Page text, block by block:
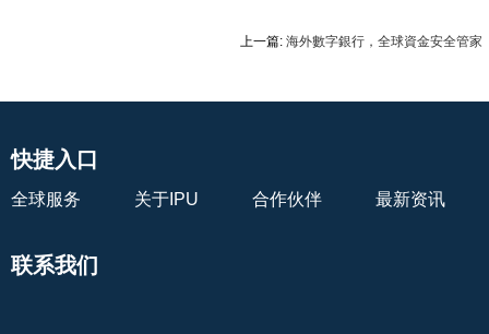
上一篇: 海外數字銀行，全球資金安全管家
快捷入口
全球服务 关于IPU 合作伙伴 最新资讯
联系我们